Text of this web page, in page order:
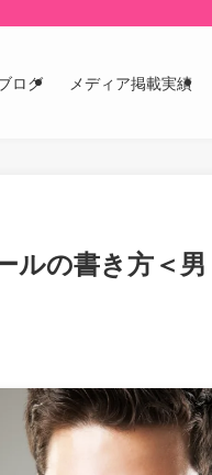
ログ メディア掲載実績
ルの書き方＜男